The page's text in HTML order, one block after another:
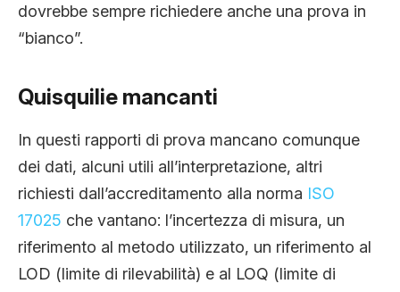
dovrebbe sempre richiedere anche una prova in
“bianco”.
Quisquilie mancanti
In questi rapporti di prova mancano comunque
dei dati, alcuni utili all’interpretazione, altri
richiesti dall’accreditamento alla norma ISO
17025 che vantano: l’incertezza di misura, un
riferimento al metodo utilizzato, un riferimento al
LOD (limite di rilevabilità) e al LOQ (limite di